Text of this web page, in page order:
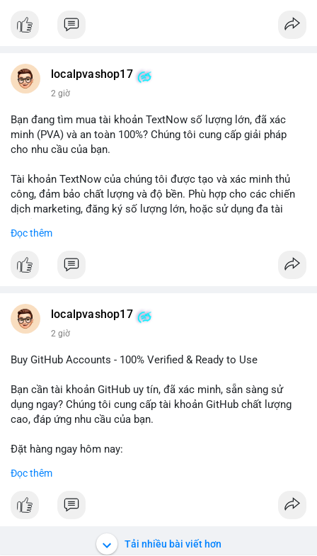
luân chuyển trong một giao dịch duy nhất cho thấy dấu hiệu
bước chuẩn bị cho một lệnh bán lớn trên sàn tập trung, tạo áp
lực giảm ngắn hạn. Ngược lại, nếu dòng tiền hướng về ví lạnh
ánh niềm tin vào xu hướng tăng. Việc theo dõi điểm đến tiếp
theo của số BTC này là then chốt để xác định tâm lý thị
trường.
Nhà đầu tư nhỏ lẻ nên thận trọng, tránh hành động theo cảm
xúc. Quan sát dòng tiền trong 24-48 giờ tới để xác nhận xu
hướng trước khi đưa ra quyết định vào lệnh.
#68dot0591btc
localpvashop17
2 giờ
Bạn đang tìm mua tài khoản TextNow số lượng lớn, đã xác
minh (PVA) và an toàn 100%? Chúng tôi cung cấp giải pháp
cho nhu cầu của bạn.
Tài khoản TextNow của chúng tôi được tạo và xác minh thủ
công, đảm bảo chất lượng và độ bền. Phù hợp cho các chiến
dịch marketing, đăng ký số lượng lớn, hoặc sử dụng đa tài
chúng tôi qua:
- Email: localpvashop@gmail.com
dịch vụ chuyên nghiệp!
#buytextnowaccounts #pva #textnow
Đọc thêm
localpvashop17
2 giờ
Buy GitHub Accounts - 100% Verified & Ready to Use
Bạn cần tài khoản GitHub uy tín, đã xác minh, sẵn sàng sử
dụng ngay? Chúng tôi cung cấp tài khoản GitHub chất lượng
cao, đáp ứng nhu cầu của bạn.
Đặt hàng ngay hôm nay:
✅ Phản hồi trong 24 giờ
✅ WhatsApp: +1 (66
✅ Telegram: @localpvashop
Đọc thêm
Tải nhiều bài viết hơn